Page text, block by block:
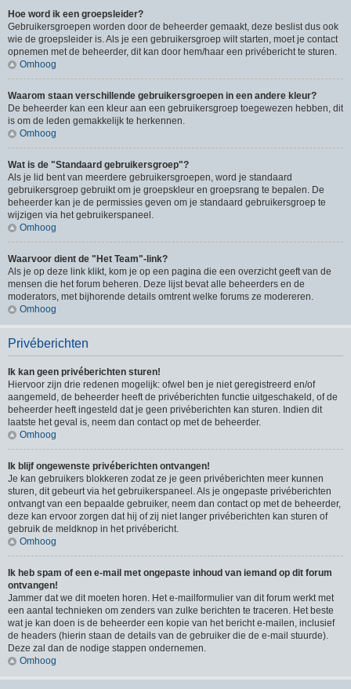
Hoe word ik een groepsleider?
Gebruikersgroepen worden door de beheerder gemaakt, deze beslist dus ook
wie de groepsleider is. Als je een gebruikersgroep wilt starten, moet je contact
opnemen met de beheerder, dit kan door hem/haar een privébericht te sturen.
Omhoog
Waarom staan verschillende gebruikersgroepen in een andere kleur?
De beheerder kan een kleur aan een gebruikersgroep toegewezen hebben, dit
is om de leden gemakkelijk te herkennen.
Omhoog
Wat is de "Standaard gebruikersgroep"?
Als je lid bent van meerdere gebruikersgroepen, word je standaard
gebruikersgroep gebruikt om je groepskleur en groepsrang te bepalen. De
beheerder kan je de permissies geven om je standaard gebruikersgroep te
wijzigen via het gebruikerspaneel.
Omhoog
Waarvoor dient de "Het Team"-link?
Als je op deze link klikt, kom je op een pagina die een overzicht geeft van de
mensen die het forum beheren. Deze lijst bevat alle beheerders en de
moderators, met bijhorende details omtrent welke forums ze modereren.
Omhoog
Privéberichten
Ik kan geen privéberichten sturen!
Hiervoor zijn drie redenen mogelijk: ofwel ben je niet geregistreerd en/of
aangemeld, de beheerder heeft de privéberichten functie uitgeschakeld, of de
beheerder heeft ingesteld dat je geen privéberichten kan sturen. Indien dit
laatste het geval is, neem dan contact op met de beheerder.
Omhoog
Ik blijf ongewenste privéberichten ontvangen!
Je kan gebruikers blokkeren zodat ze je geen privéberichten meer kunnen
sturen, dit gebeurt via het gebruikerspaneel. Als je ongepaste privéberichten
ontvangt van een bepaalde gebruiker, neem dan contact op met de beheerder,
deze kan ervoor zorgen dat hij of zij niet langer privéberichten kan sturen of
gebruik de meldknop in het privébericht.
Omhoog
Ik heb spam of een e-mail met ongepaste inhoud van iemand op dit forum
ontvangen!
Jammer dat we dit moeten horen. Het e-mailformulier van dit forum werkt met
een aantal technieken om zenders van zulke berichten te traceren. Het beste
wat je kan doen is de beheerder een kopie van het bericht e-mailen, inclusief
de headers (hierin staan de details van de gebruiker die de e-mail stuurde).
Deze zal dan de nodige stappen ondernemen.
Omhoog